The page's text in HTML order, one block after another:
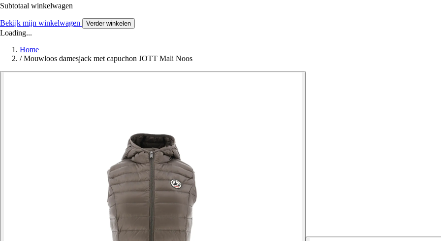
Subtotaal winkelwagen
Bekijk mijn winkelwagen Verder winkelen
Loading...
Home
/ Mouwloos damesjack met capuchon JOTT Mali Noos